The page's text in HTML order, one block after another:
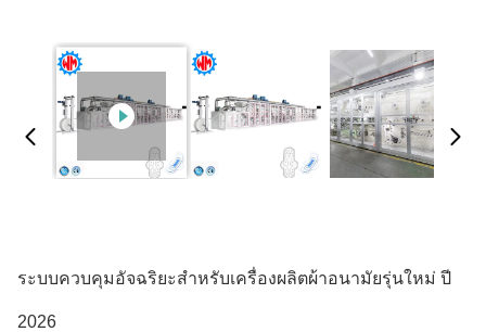
ระบบควบคุมอัจฉริยะสำหรับเครื่องผลิตผ้าอนามัยรุ่นใหม่ ปี
2026